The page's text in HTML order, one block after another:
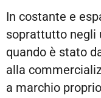
In costante e
soprattutto negli
quando è stato
alla
a marchio